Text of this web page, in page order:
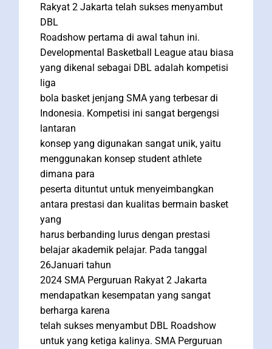
Rakyat 2 Jakarta telah sukses menyambut
DBL
Roadshow pertama di awal tahun ini.
Developmental Basketball League atau biasa
yang dikenal sebagai DBL adalah kompetisi
liga
bola basket jenjang SMA yang terbesar di
Indonesia. Kompetisi ini sangat bergengsi
lantaran
konsep yang digunakan sangat unik, yaitu
menggunakan konsep student athlete
dimana para
peserta dituntut untuk menyeimbangkan
antara prestasi dan kualitas bermain basket
yang
harus berbanding lurus dengan prestasi
belajar akademik pelajar. Pada tanggal
26Januari tahun
2024 SMA Perguruan Rakyat 2 Jakarta
mendapatkan kesempatan yang sangat
berharga karena
telah sukses menyambut DBL Roadshow
untuk yang ketiga kalinya. SMA Perguruan